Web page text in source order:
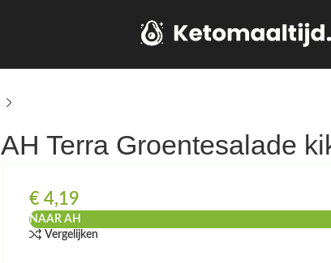
AH Terra Groentesalade
€4,19
NAAR AH
Vergelijken